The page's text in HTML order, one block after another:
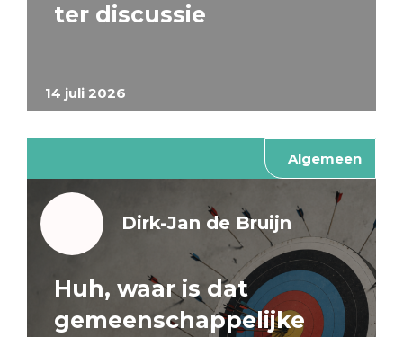
14 juli 2026
ter discussie
Algemeen
Dirk-Jan de Bruijn
Huh, waar is dat
gemeenschappelijke